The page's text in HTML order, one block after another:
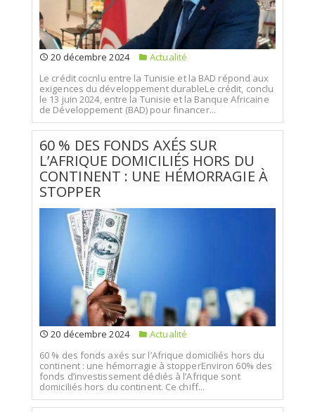
20 décembre 2024
Actualité
Le crédit cocnlu entre la Tunisie et la BAD répond aux
exigences du développement durableLe crédit, conclu
le 13 juin 2024, entre la Tunisie et la Banque Africaine
de Développement (BAD) pour financer...
60 % DES FONDS AXÉS SUR
L’AFRIQUE DOMICILIÉS HORS DU
CONTINENT : UNE HÉMORRAGIE À
STOPPER
20 décembre 2024
Actualité
60 % des fonds axés sur l’Afrique domiciliés hors du
continent : une hémorragie à stopperEnviron 60% des
fonds d’investissement dédiés à l’Afrique sont
domiciliés hors du continent. Ce chiff...